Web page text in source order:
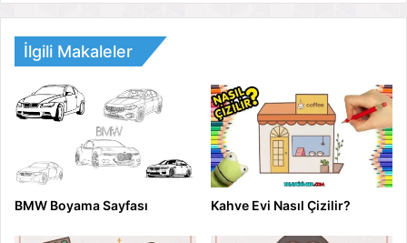
İlgili Makaleler
BMW Boyama Sayfası Kahve Evi Nasıl Çizilir?